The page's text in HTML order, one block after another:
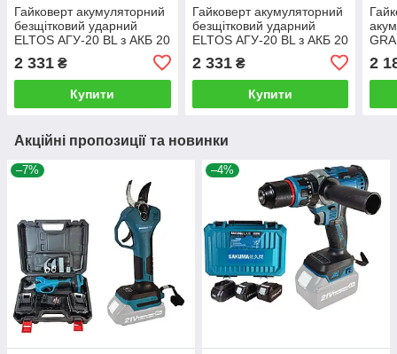
Гайковерт акумуляторний
безщітковий ударний
ELTOS АГУ-20 BL з АКБ 20
2 331 ₴
Купити
Гайковерт акумуляторний
безщітковий ударний
ELTOS АГУ-20 BL з АКБ 20
2 331₴
Купити
2
Акційні пропозиції та новинки
–7% –4%